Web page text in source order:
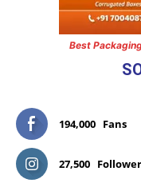
Best
194,000 Fans
27,500